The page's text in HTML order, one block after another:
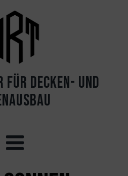
DECKEN- UND